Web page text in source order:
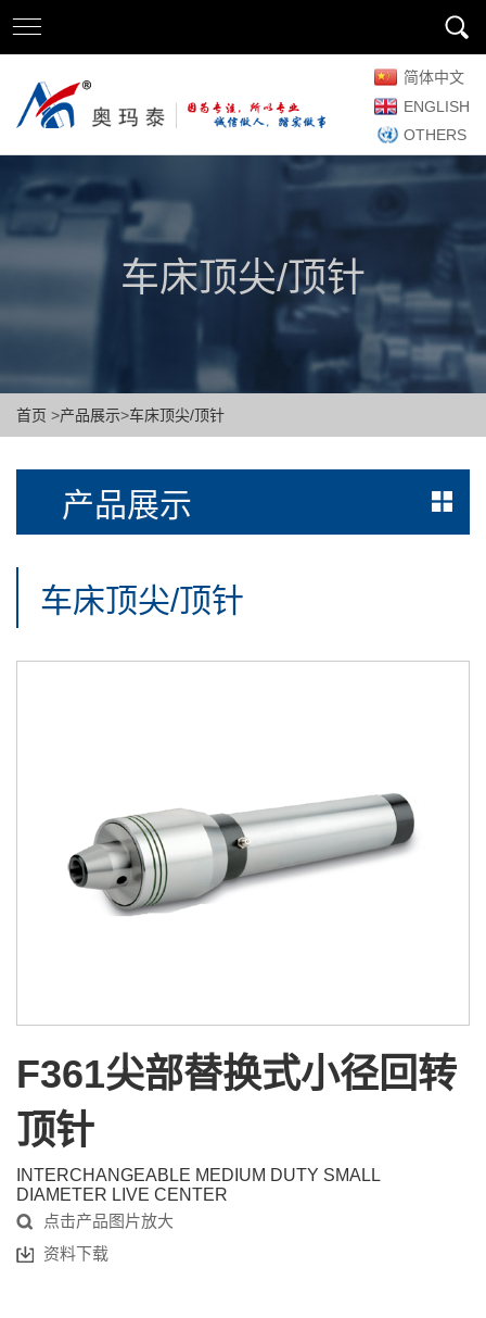
简体中文
ENGLISH
OTHERS
车床顶尖/顶针
首页 >产品展示>车床顶尖/顶针
产品展示
车床顶尖/顶针
F361尖部替换式小径回转
顶针
INTERCHANGEABLE MEDIUM DUTY SMALL
DIAMETER LIVE CENTER
点击产品图片放大
资料下载